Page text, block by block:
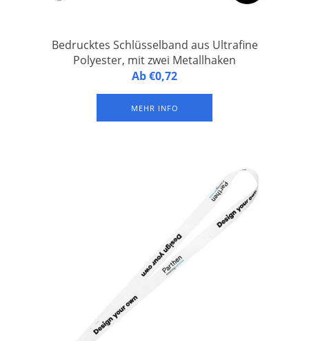
Bedrucktes Schlüsselband aus Ultrafine
Polyester, mit zwei Metallhaken
Personalisiertes Schlüsselband aus Polyester, versehen mit
Ab €0,72
MEHR INFO